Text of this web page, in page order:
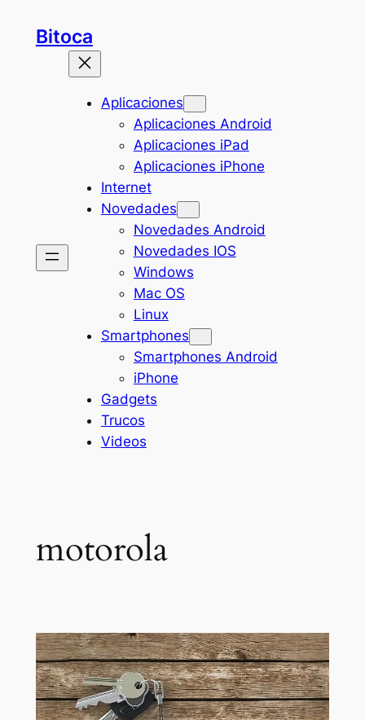
Bitoca
Aplicaciones
Aplicaciones Android
Aplicaciones iPad
Aplicaciones iPhone
Internet
Novedades
Novedades Android
Novedades IOS
Windows
Mac OS
Linux
Smartphones
Smartphones Android
iPhone
Gadgets
Trucos
Videos
motorola